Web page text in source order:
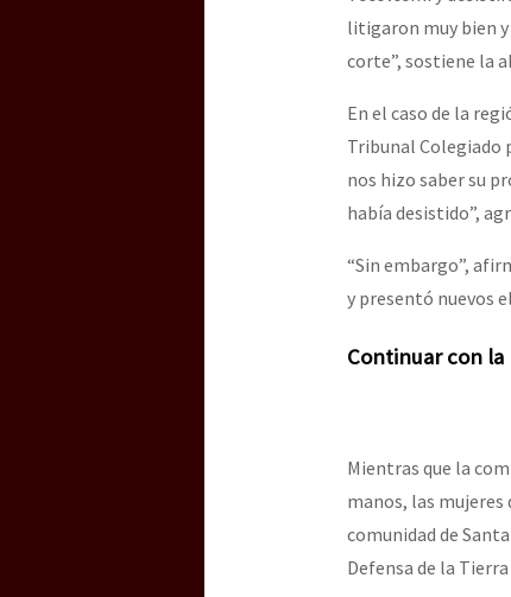
litigaron muy bien y
corte”, sostiene la
En el caso de la
Tribunal Colegiado
nos hizo saber su
había desistido”,
“Sin embargo”,
y presentó nuevos
Continuar con la
Mientras que la
manos, las mujeres
comunidad de
Defensa de la